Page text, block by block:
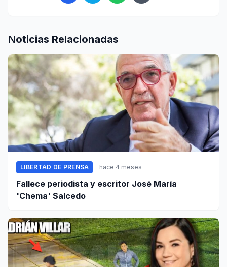
Noticias Relacionadas
LIBERTAD DE PRENSA hace 4 meses
Fallece periodista y escritor José María
'Chema' Salcedo